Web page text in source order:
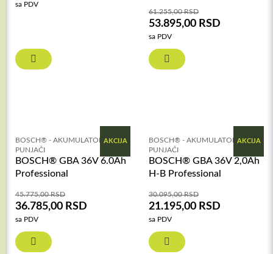
sa PDV
61.255,00RSD
53.895,00 RSD
sa PDV
AKCIJA
BOSCH® - AKUMULATORI I
PUNJAČI
BOSCH® GBA 36V 6.0Ah
Professional
45.775,00RSD
36.785,00 RSD
sa PDV
AKCIJA
BOSCH® - AKUMULATORI I
PUNJAČI
BOSCH® GBA 36V 2,0Ah
H-B Professional
30.095,00RSD
21.195,00 RSD
sa PDV